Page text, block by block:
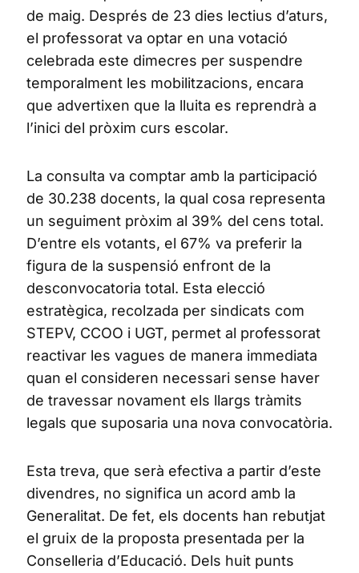
de maig. Després de 23 dies lectius d’aturs,
el professorat va optar en una votació
celebrada este dimecres per suspendre
temporalment les mobilitzacions, encara
que advertixen que la lluita es reprendrà a
l’inici del pròxim curs escolar.
La consulta va comptar amb la participació
de 30.238 docents, la qual cosa representa
un seguiment pròxim al 39% del cens total.
D’entre els votants, el 67% va preferir la
figura de la suspensió enfront de la
desconvocatoria total. Esta elecció
estratègica, recolzada per sindicats com
STEPV, CCOO i UGT, permet al professorat
reactivar les vagues de manera immediata
quan el consideren necessari sense haver
de travessar novament els llargs tràmits
legals que suposaria una nova convocatòria.
Esta treva, que serà efectiva a partir d’este
divendres, no significa un acord amb la
Generalitat. De fet, els docents han rebutjat
el gruix de la proposta presentada per la
Conselleria d’Educació. Dels huit punts